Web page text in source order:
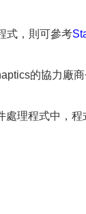
式，則可參考
的協力廠
理程式中，程